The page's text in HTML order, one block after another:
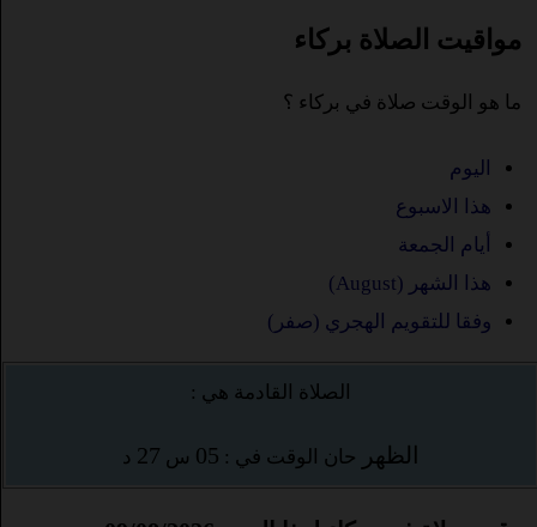
مواقيت الصلاة بركاء
ما هو الوقت صلاة في بركاء ؟
اليوم
هذا الاسبوع
أيام الجمعة
هذا الشهر (August)
وفقا للتقويم الهجري (صفر)
الصلاة القادمة هي :
الظهر حان الوقت في : 05 س 27 د